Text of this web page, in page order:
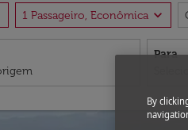
1 Passageiro, Econômica expand_more
Para
By